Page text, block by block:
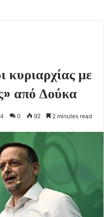
με
από Δούκα
0 92 2 minutes read